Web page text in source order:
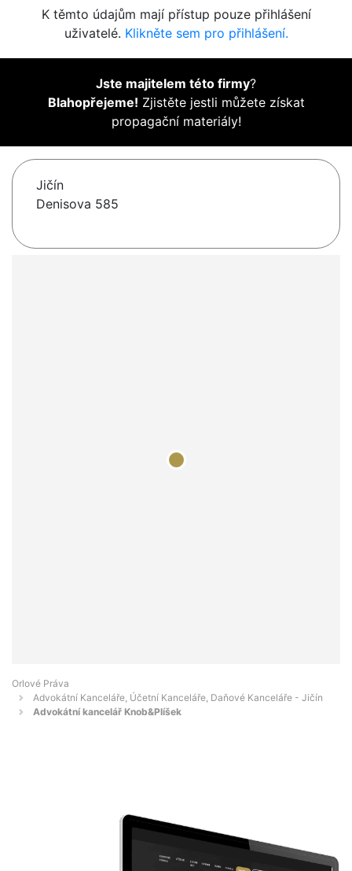
K těmto údajům mají přístup pouze přihlášení
uživatelé. Klikněte sem pro přihlášení.
Jste majitelem této firmy?
Blahopřejeme! Zjistěte jestli můžete získat
propagační materiály!
Jičín
Denisova 585
Orlové Práva
Advokátní Kanceláře, Účetní Kanceláře, Daňové Kanceláře - Jičín
Advokátní kancelář Knob&Plíšek